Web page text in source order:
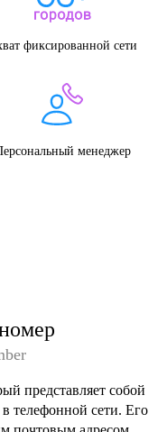
фиксированной сети
менеджер
представляет собой
телефонной сети. Его